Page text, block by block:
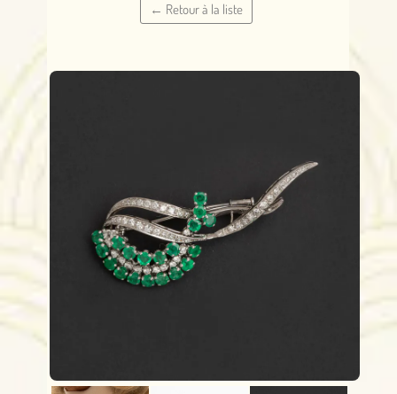
← Retour à la liste